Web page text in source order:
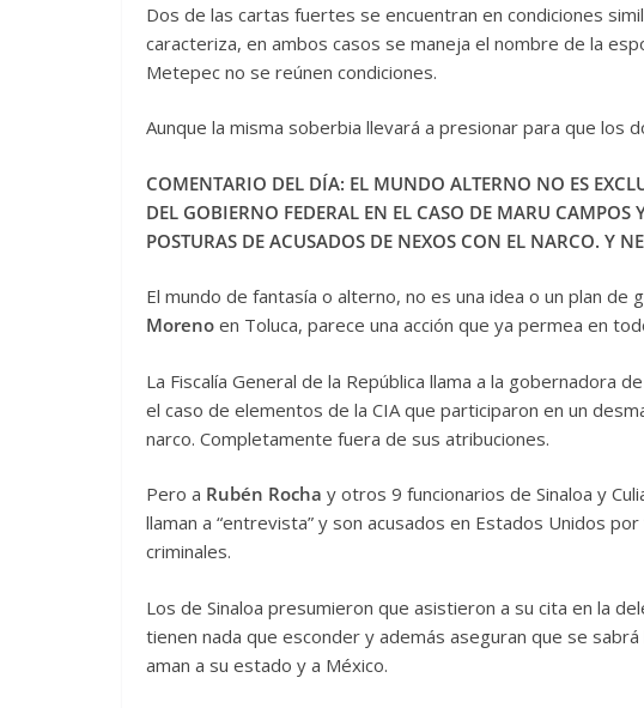
Dos de las cartas fuertes se encuentran en condiciones
caracteriza, en ambos casos se maneja el nombre de la
Metepec no se reúnen condiciones.
Aunque la misma soberbia llevará a presionar para que los
COMENTARIO DEL DÍA: EL MUNDO ALTERNO NO ES
DEL GOBIERNO FEDERAL EN EL CASO DE MARU
POSTURAS DE ACUSADOS DE NEXOS CON EL NARCO. Y
El mundo de fantasía o alterno, no es una idea o un plan de
Moreno en Toluca, parece una acción que ya permea en
La Fiscalía General de la República llama a la gobernadora de
el caso de elementos de la CIA que participaron en un
narco. Completamente fuera de sus atribuciones.
Pero a Rubén Rocha y otros 9 funcionarios de Sinaloa y
llaman a “entrevista” y son acusados en Estados Unidos
criminales.
Los de Sinaloa presumieron que asistieron a su cita en la
tienen nada que esconder y además aseguran que se
aman a su estado y a México.